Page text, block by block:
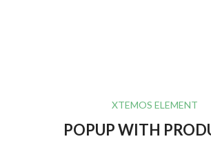
XTEMOS ELEMENT
POPUP WITH